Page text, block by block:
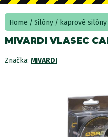
Home Silóny kaprové silóny
MIVARDI VLASEC
Značka: MIVARDI